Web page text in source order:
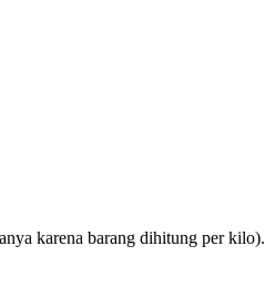
karena barang dihitung per kilo).